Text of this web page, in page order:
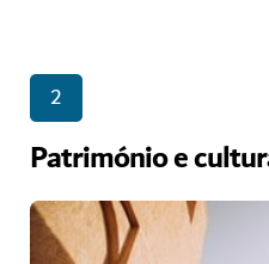
2
Património e